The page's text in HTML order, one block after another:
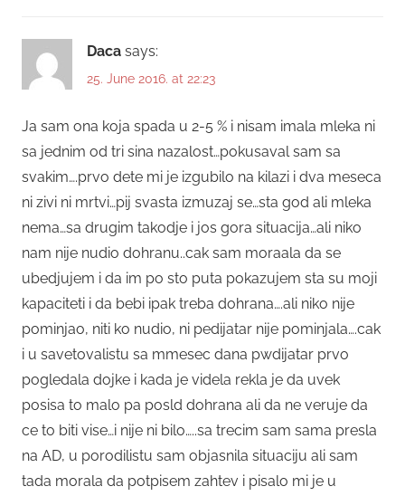
Daca says:
25. June 2016. at 22:23
Ja sam ona koja spada u 2-5 % i nisam imala mleka ni
sa jednim od tri sina nazalost…pokusaval sam sa
svakim….prvo dete mi je izgubilo na kilazi i dva meseca
ni zivi ni mrtvi…pij svasta izmuzaj se…sta god ali mleka
nema…sa drugim takodje i jos gora situacija…ali niko
nam nije nudio dohranu..cak sam moraala da se
ubedjujem i da im po sto puta pokazujem sta su moji
kapaciteti i da bebi ipak treba dohrana….ali niko nije
pominjao, niti ko nudio, ni pedijatar nije pominjala….cak
i u savetovalistu sa mmesec dana pwdijatar prvo
pogledala dojke i kada je videla rekla je da uvek
posisa to malo pa posld dohrana ali da ne veruje da
ce to biti vise…i nije ni bilo…..sa trecim sam sama presla
na AD, u porodilistu sam objasnila situaciju ali sam
tada morala da potpisem zahtev i pisalo mi je u